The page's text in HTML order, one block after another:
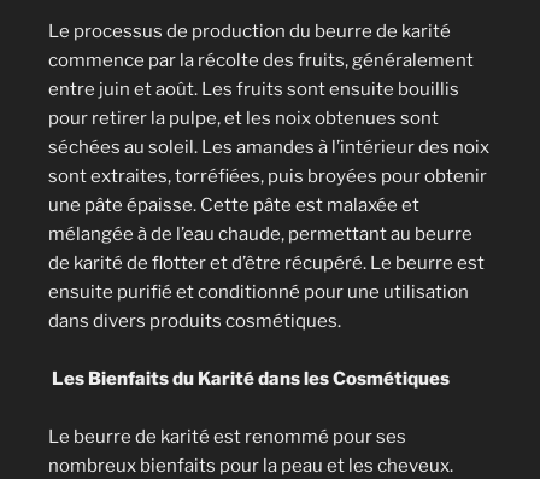
Le processus de production du beurre de karité
commence par la récolte des fruits, généralement
entre juin et août. Les fruits sont ensuite bouillis
pour retirer la pulpe, et les noix obtenues sont
séchées au soleil. Les amandes à l’intérieur des noix
sont extraites, torréfiées, puis broyées pour obtenir
une pâte épaisse. Cette pâte est malaxée et
mélangée à de l’eau chaude, permettant au beurre
de karité de flotter et d’être récupéré. Le beurre est
ensuite purifié et conditionné pour une utilisation
dans divers produits cosmétiques.
Les Bienfaits du Karité dans les Cosmétiques
Le beurre de karité est renommé pour ses
nombreux bienfaits pour la peau et les cheveux.